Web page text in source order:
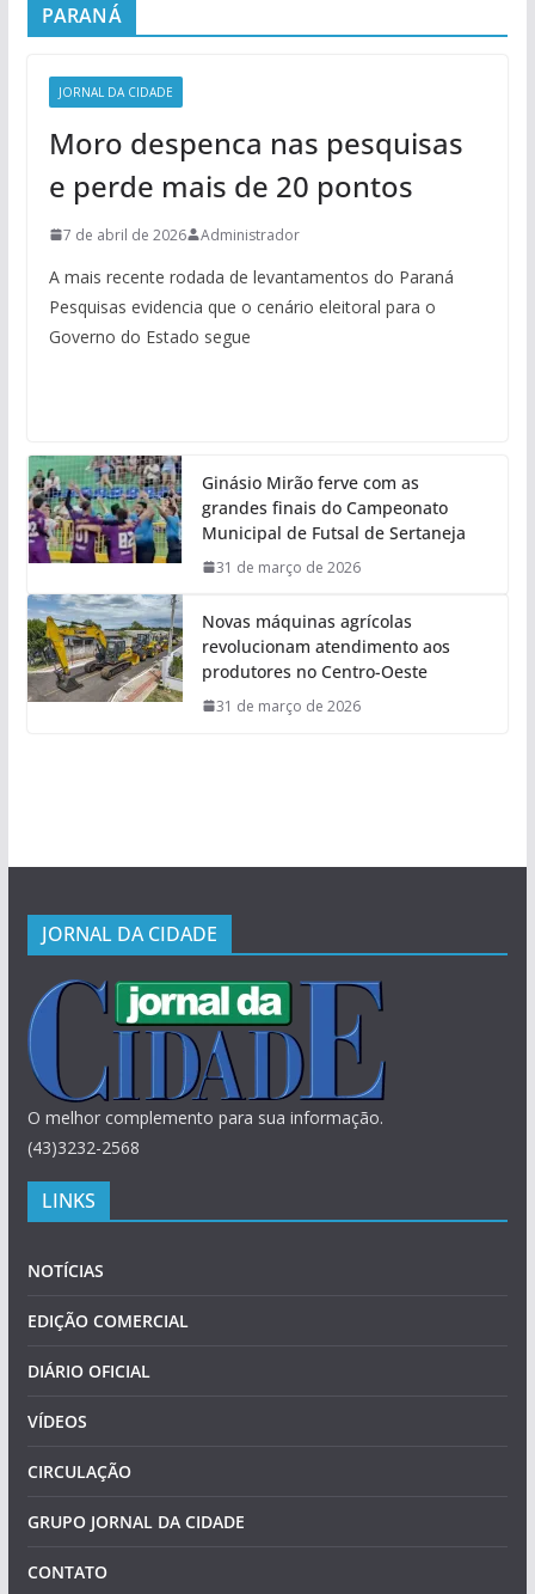
PARANÁ
JORNAL DA CIDADE
Moro despenca nas pesquisas
e perde mais de 20 pontos
7 de abril de 2026 Administrador
A mais recente rodada de levantamentos do Paraná
Pesquisas evidencia que o cenário eleitoral para o
Governo do Estado segue
Ginásio Mirão ferve com as
grandes finais do Campeonato
Municipal de Futsal de Sertaneja
31 de março de 2026
Novas máquinas agrícolas
revolucionam atendimento aos
produtores no Centro-Oeste
31 de março de 2026
JORNAL DA CIDADE
O melhor complemento para sua informação.
(43)3232-2568
LINKS
NOTÍCIAS
EDIÇÃO COMERCIAL
DIÁRIO OFICIAL
VÍDEOS
CIRCULAÇÃO
GRUPO JORNAL DA CIDADE
CONTATO